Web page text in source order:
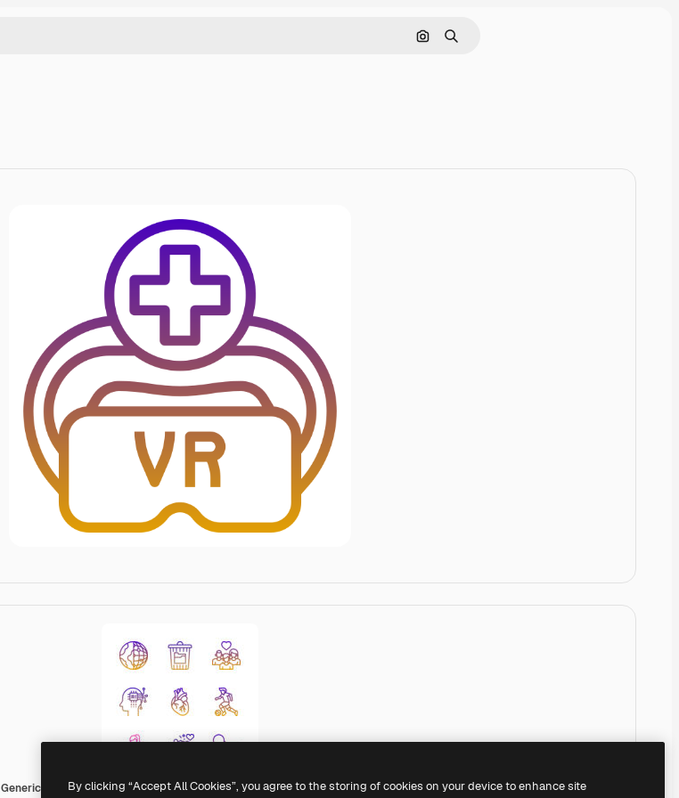
Rechercher par image
Rechercher
Generic GradientBy clicking “Accept All Cookies”, you agree to the storing of cookies on your device to enhance site